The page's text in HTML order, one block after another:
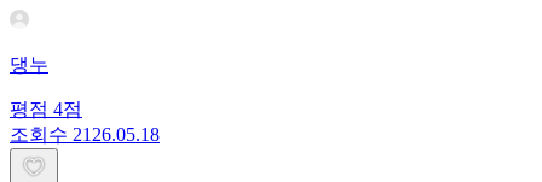
댕누
평점 4점
조회수 21 26.05.18